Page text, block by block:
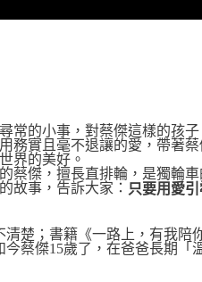
常的小事，對蔡傑這樣的孩
務實且毫不退讓的愛，帶著
界的美好。
蔡傑，擅長直排輪，是獨輪
故事，告訴大家： 只要用愛
楚；書籍《一路上，有我陪
蔡傑15歲了，在爸爸長期「